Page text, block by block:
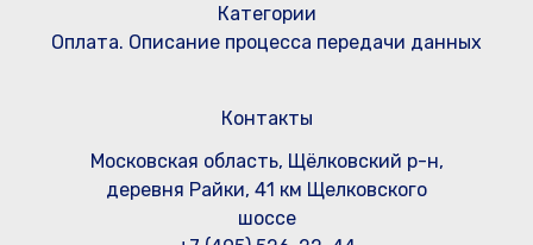
Категории
Оплата. Описание процесса передачи данных
Контакты
Московская область, Щёлковский р-н,
деревня Райки, 41 км Щелковского
шоссе